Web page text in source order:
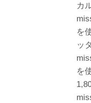
カ
を
ッ
を